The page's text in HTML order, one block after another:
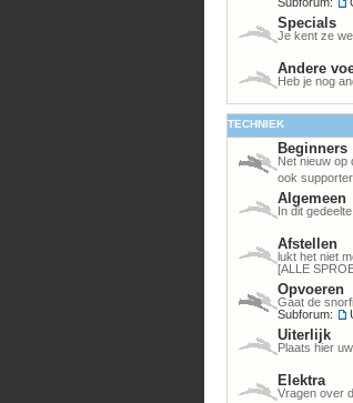
Specials
Je kent ze
Andere
Heb je nog
TECHNIEK
Beginners
Net nieuw op
ook
Algemeen
In dit
Afstellen
lukt het niet
[ALLE
Opvoeren
Gaat de
Subforum:
Uiterlijk
Plaats hier
Elektra
Vragen over